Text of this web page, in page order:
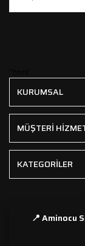
KURUMSAL
MÜŞTERİ
KATEGORİLER
📍 Aminocu